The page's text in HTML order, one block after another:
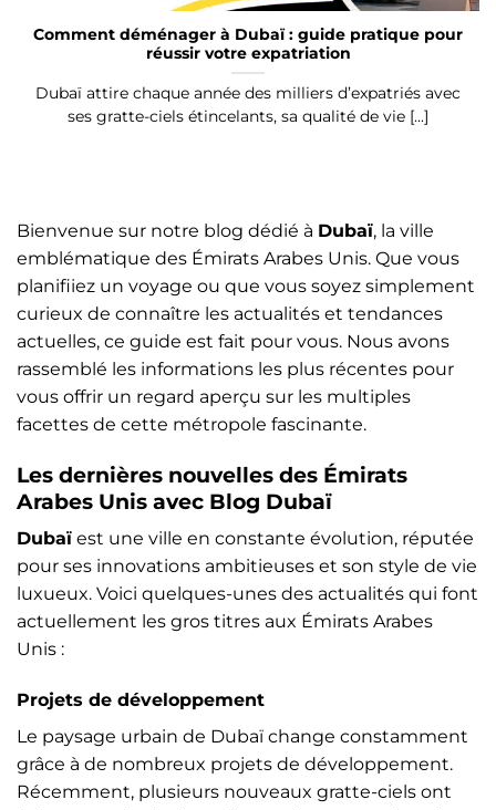
Comment déménager à Dubaï : guide pratique pour
réussir votre expatriation
Dubaï attire chaque année des milliers d’expatriés avec
ses gratte-ciels étincelants, sa qualité de vie [...]
Bienvenue sur notre blog dédié à Dubaï, la ville
emblématique des Émirats Arabes Unis. Que vous
planifiiez un voyage ou que vous soyez simplement
curieux de connaître les actualités et tendances
actuelles, ce guide est fait pour vous. Nous avons
rassemblé les informations les plus récentes pour
vous offrir un regard aperçu sur les multiples
facettes de cette métropole fascinante.
Les dernières nouvelles des Émirats
Arabes Unis avec Blog Dubaï
Dubaï est une ville en constante évolution, réputée
pour ses innovations ambitieuses et son style de vie
luxueux. Voici quelques-unes des actualités qui font
actuellement les gros titres aux Émirats Arabes
Unis :
Projets de développement
Le paysage urbain de Dubaï change constamment
grâce à de nombreux projets de développement.
Récemment, plusieurs nouveaux gratte-ciels ont